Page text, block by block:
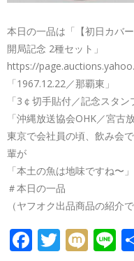
本日の一品は「【初日カバ
開局記念 2種セット」
https://
「1967.12.22／那覇東」
「3￠切手貼付／記念スタン
「沖縄放送協会OHK／宮古
東京で会社員の頃、飲み会
輩が
「本土の魚は地味ですね〜
＃本日の一品
（ヤフオク出品商品の紹介で